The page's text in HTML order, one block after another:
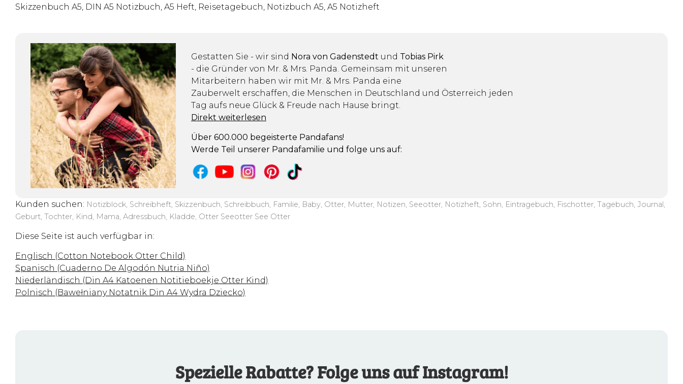
Skizzenbuch A5, DIN A5 Notizbuch, A5 Heft, Reisetagebuch, Notizbuch A5, A5 Notizheft
Gestatten Sie - wir sind Nora von Gadenstedt und Tobias Pirk
- die Gründer von Mr. & Mrs. Panda. Gemeinsam mit unseren
Mitarbeitern haben wir mit Mr. & Mrs. Panda eine
Zauberwelt erschaffen, die Menschen in Deutschland und Österreich jeden
Tag aufs neue Glück & Freude nach Hause bringt.
Direkt weiterlesen
Über 600.000 begeisterte Pandafans!
Werde Teil unserer Pandafamilie und folge uns auf:
Kunden suchen: Notizblock, Schreibheft, Skizzenbuch, Schreibbuch, Familie, Baby, Otter, Mutter, Notizen, Seeotter, Notizheft, Sohn, Eintragebuch, Fischotter, Tagebuch, Journal,
Geburt, Tochter, Kind, Mama, Adressbuch, Kladde, Otter Seeotter See Otter
Diese Seite ist auch verfügbar in:
Englisch (Cotton Notebook Otter Child)
Spanisch (Cuaderno De Algodón Nutria Niño)
Niederländisch (Din A4 Katoenen Notitieboekje Otter Kind)
Polnisch (Bawełniany Notatnik Din A4 Wydra Dziecko)
Spezielle Rabatte? Folge uns auf Instagram!